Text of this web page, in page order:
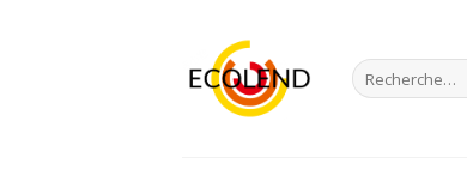
Recherche
pour :